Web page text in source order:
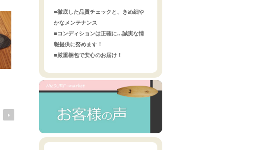
■徹底した品質チェックと、きめ細や
かなメンテナンス
■コンディションは正確に…誠実な情
報提供に努めます！
■厳重梱包で安心のお届け！